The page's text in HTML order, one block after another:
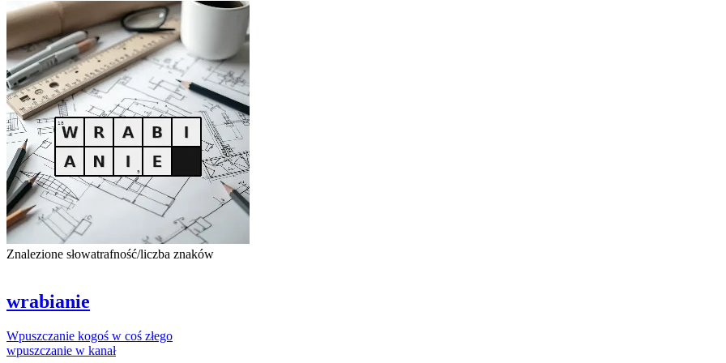
Znalezione słowatrafność/liczba znaków
wrabianie
Wpuszczanie kogoś w coś złego
wpuszczanie w kanał